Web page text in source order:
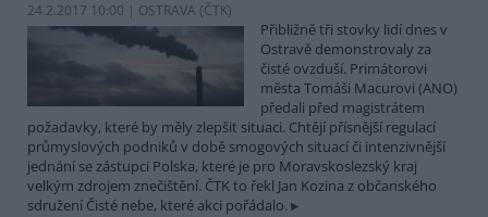
24.2.2017 10:00 | OSTRAVA (ČTK)
Přibližně tři stovky lidí dnes v
Ostravě demonstrovaly za
čisté ovzduší. Primátorovi
města Tomáši Macurovi (ANO)
předali před magistrátem
požadavky, které by měly zlepšit situaci. Chtějí přísnější regulací
průmyslových podniků v době smogových situací či intenzivnější
jednání se zástupci Polska, které je pro Moravskoslezský kraj
velkým zdrojem znečištění. ČTK to řekl Jan Kozina z občanského
sdružení Čisté nebe, které akci pořádalo.